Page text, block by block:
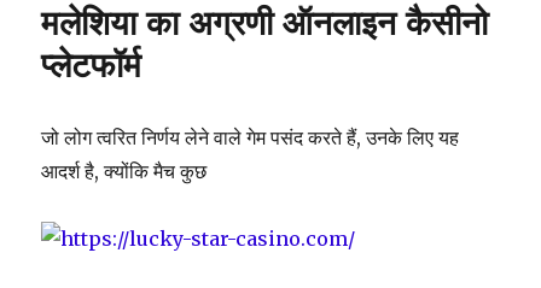
मलेशिया का अग्रणी ऑनलाइन कैसीनो
प्लेटफॉर्म
जो लोग त्वरित निर्णय लेने वाले गेम पसंद करते हैं, उनके लिए यह
आदर्श है, क्योंकि मैच कुछ